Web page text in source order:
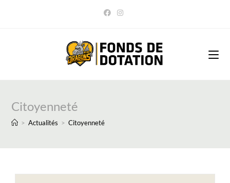
Citoyenneté
> Actualités > Citoyenneté